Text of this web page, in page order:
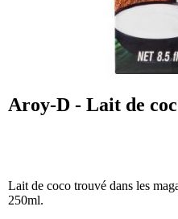
Aroy-D - Lait de
Lait de coco trouvé dans les
250ml.